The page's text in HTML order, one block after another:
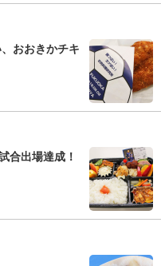
おおきかチキ
合出場達成！